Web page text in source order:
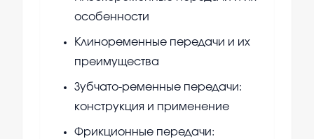
особенности
Клиноременные передачи и их
преимущества
Зубчато-ременные передачи:
конструкция и применение
Фрикционные передачи: